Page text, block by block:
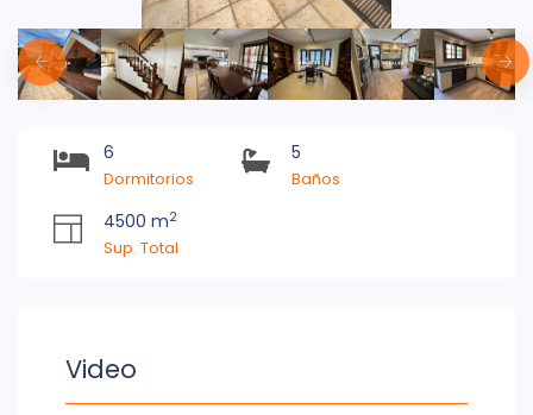
6
Dormitorios
5
Baños
4500 m2
Sup. Total
Video